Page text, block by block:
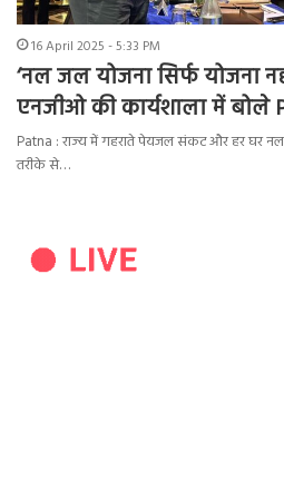
16 April 2025 - 5:33 PM
‘नल जल योजना सिर्फ योजना
एनजीओ की कार्यशाला में बोले
Patna : राज्य में गहराते पेयजल संकट और हर घर नल
तरीके से…